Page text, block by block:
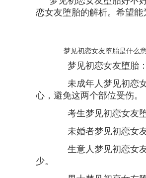
恋女友堕胎的解析。希望能
梦见初恋女友堕胎是什么
梦见初恋女友堕胎：
未成年人梦见初恋女
心，避免这两个部位受伤。
考生梦见初恋女友堕
未婚者梦见初恋女友
生意人梦见初恋女友
少。